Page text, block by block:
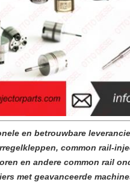
en betrouwbare
common rail-
en andere common rail
met geavanceerde